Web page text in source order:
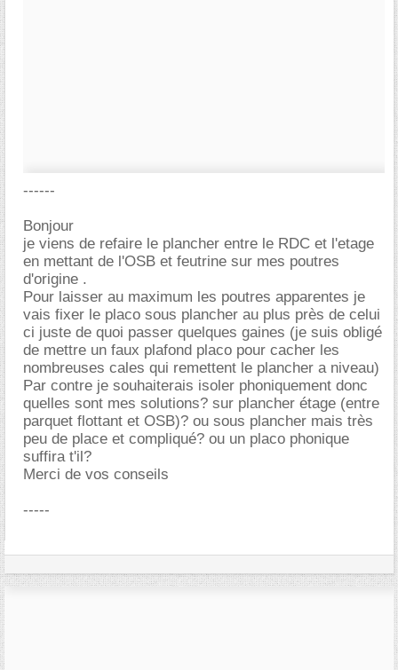
------
Bonjour
je viens de refaire le plancher entre le RDC et l'etage
en mettant de l'OSB et feutrine sur mes poutres
d'origine .
Pour laisser au maximum les poutres apparentes je
vais fixer le placo sous plancher au plus près de celui
ci juste de quoi passer quelques gaines (je suis obligé
de mettre un faux plafond placo pour cacher les
nombreuses cales qui remettent le plancher a niveau)
Par contre je souhaiterais isoler phoniquement donc
quelles sont mes solutions? sur plancher étage (entre
parquet flottant et OSB)? ou sous plancher mais très
peu de place et compliqué? ou un placo phonique
suffira t'il?
Merci de vos conseils
-----